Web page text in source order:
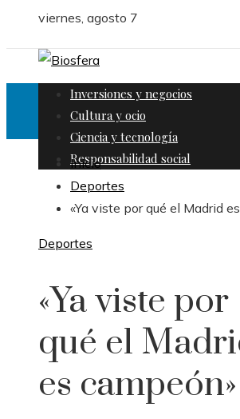
viernes, agosto 7
Inversiones y negocios
Cultura y ocio
Ciencia y tecnología
Responsabilidad social
Inicio
Deportes
«Ya viste por qué el Madrid
Deportes
«Ya viste por
qué el
es campeón»